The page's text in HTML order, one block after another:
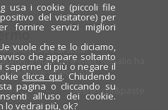
loro punto di vista.
inviaci un' e-mail. Rosalio ha
sezionevideoblog.
Designcut&paste
usa i cookie (piccoli file
del visitatore) per
fornire servizi migliori
vuole che te lo diciamo,
che appare soltanto
saperne di più o negare il
clicca qui. Chiudendo
pagina o cliccando su
all'uso dei cookie.
lo vedrai più, ok?